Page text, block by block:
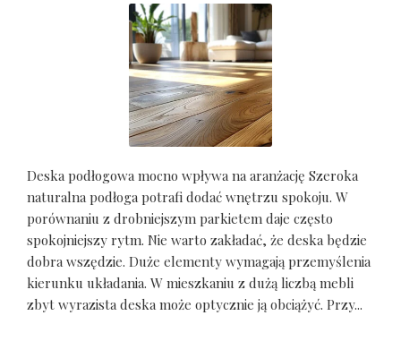
Deska podłogowa mocno wpływa na aranżację Szeroka
naturalna podłoga potrafi dodać wnętrzu spokoju. W
porównaniu z drobniejszym parkietem daje często
spokojniejszy rytm. Nie warto zakładać, że deska będzie
dobra wszędzie. Duże elementy wymagają przemyślenia
kierunku układania. W mieszkaniu z dużą liczbą mebli
zbyt wyrazista deska może optycznie ją obciążyć. Przy...